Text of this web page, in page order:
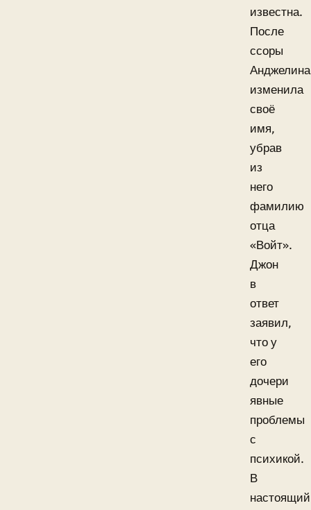
известна.
После
ссоры
Анджелина
изменила
своё
имя,
убрав
из
него
фамилию
отца
«Войт».
Джон
в
ответ
заявил,
что у
его
дочери
явные
проблемы
с
психикой.
В
настоящий